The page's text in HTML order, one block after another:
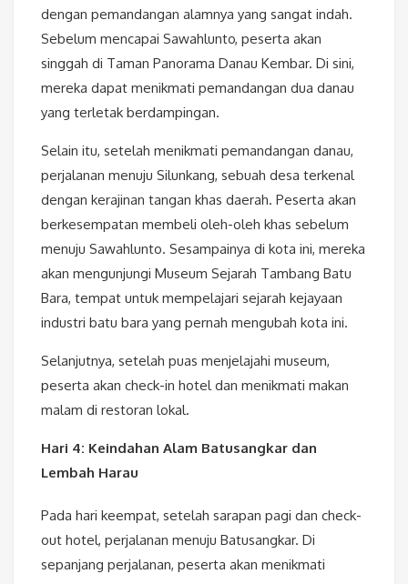
dengan pemandangan alamnya yang sangat indah.
Sebelum mencapai Sawahlunto, peserta akan
singgah di Taman Panorama Danau Kembar. Di sini,
mereka dapat menikmati pemandangan dua danau
yang terletak berdampingan.
Selain itu, setelah menikmati pemandangan danau,
perjalanan menuju Silunkang, sebuah desa terkenal
dengan kerajinan tangan khas daerah. Peserta akan
berkesempatan membeli oleh-oleh khas sebelum
menuju Sawahlunto. Sesampainya di kota ini, mereka
akan mengunjungi Museum Sejarah Tambang Batu
Bara, tempat untuk mempelajari sejarah kejayaan
industri batu bara yang pernah mengubah kota ini.
Selanjutnya, setelah puas menjelajahi museum,
peserta akan check-in hotel dan menikmati makan
malam di restoran lokal.
Hari 4: Keindahan Alam Batusangkar dan
Lembah Harau
Pada hari keempat, setelah sarapan pagi dan check-
out hotel, perjalanan menuju Batusangkar. Di
sepanjang perjalanan, peserta akan menikmati